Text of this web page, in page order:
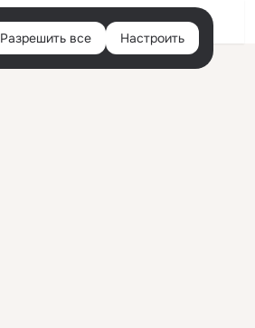
Войти
Разрешить все Настроить